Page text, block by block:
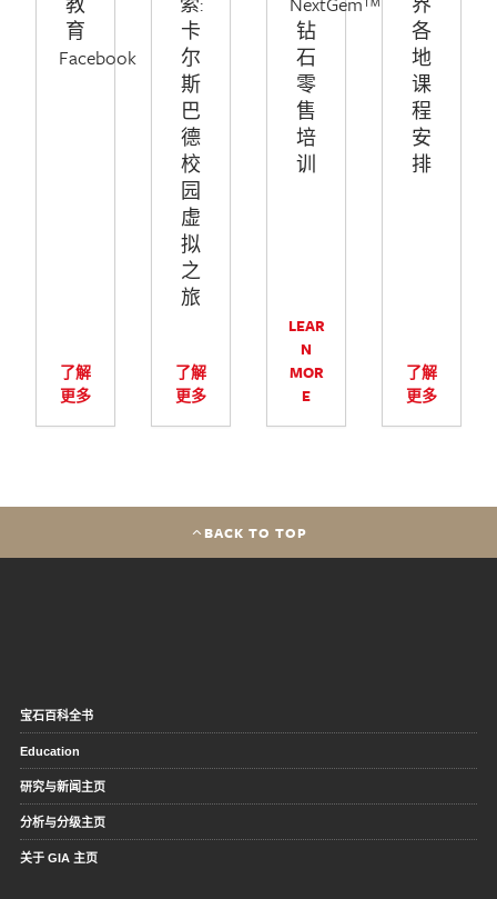
育
Facebook
了解
更多
卡
尔
斯
巴
德
校
园
虚
拟
之
旅
了解
更多
钻
石
零
售
培
训
LEAR
N
MOR
E
各
地
课
程
安
排
了解
更多
BACK TO TOP
宝石百科全书
Education
研究与新闻主页
分析与分级主页
关于 GIA 主页